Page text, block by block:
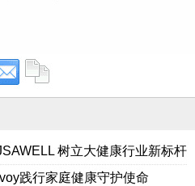
树立大健康行业新标杆
践行家庭健康守护使命